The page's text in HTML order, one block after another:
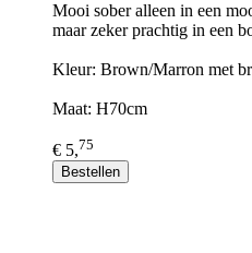
Mooi sober alleen in een
maar zeker prachtig in een
Kleur: Brown/Marron met
Maat: H70cm
€ 5,75
Bestellen